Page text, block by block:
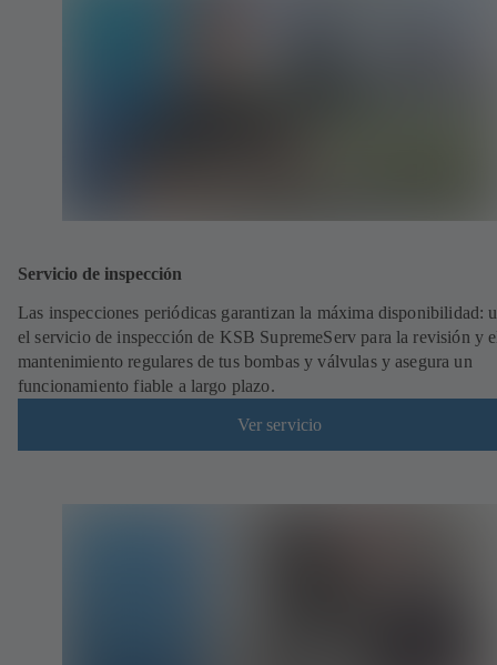
Servicio de inspección
Las inspecciones periódicas garantizan la máxima disponibilidad:
el servicio de inspección de KSB SupremeServ para la revisión y
mantenimiento regulares de tus bombas y válvulas y asegura un
funcionamiento fiable a largo plazo.
Ver servicio